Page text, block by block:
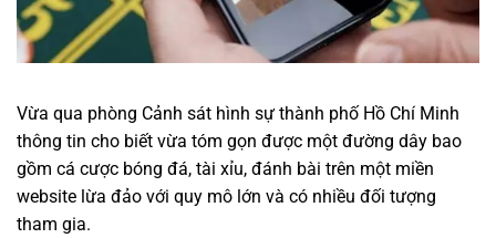
Vừa qua phòng Cảnh sát hình sự thành phố Hồ Chí Minh
thông tin cho biết vừa tóm gọn được một đường dây bao
gồm cá cược bóng đá, tài xỉu, đánh bài trên một miền
website lừa đảo với quy mô lớn và có nhiều đối tượng
tham gia.